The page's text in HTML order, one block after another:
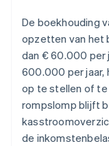
De boekhouding
opzetten van het
dan € 60.000 per
600.000 per jaar,
op te stellen of te
rompslomp blijft
de